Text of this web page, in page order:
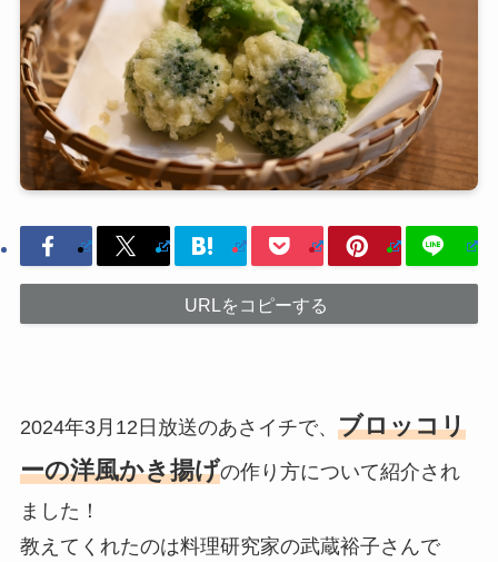
URLをコピーする
2024年3月12日放送のあさイチで、 ブロッコリ
ーの洋風かき揚げの作り方について紹介され
ました！
教えてくれたのは料理研究家の武蔵裕子さんで